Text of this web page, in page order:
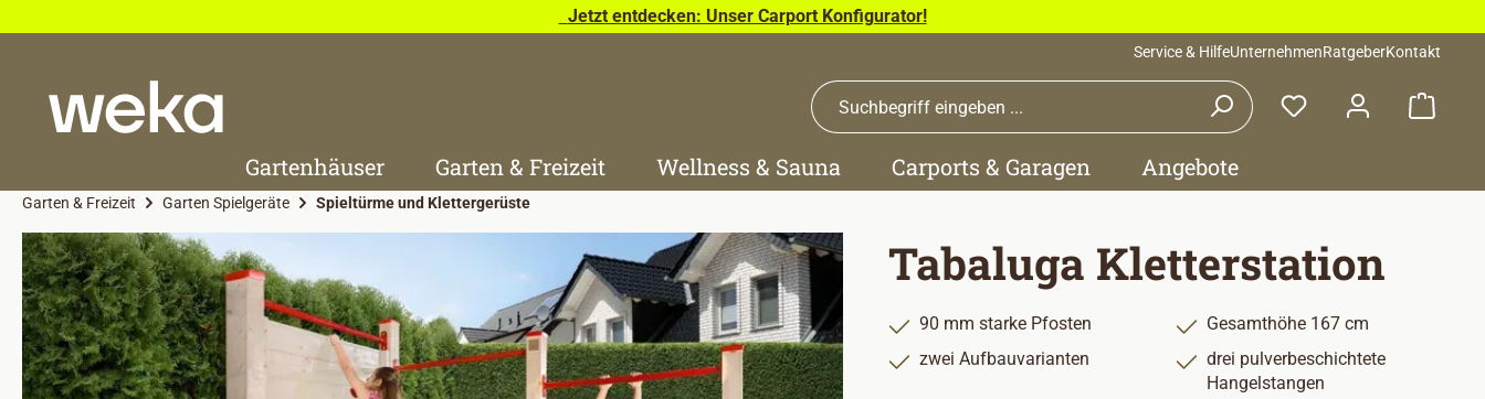
Jetzt entdecken: Unser Carport Konfigurator!
Service & HilfeUnternehmenRatgeberKontakt
Gartenhäuser Garten & Freizeit Wellness & Sauna Carports & Garagen Angebote
Garten & Freizeit Garten Spielgeräte Spieltürme und Klettergerüste
Bildergalerie überspringen Tabaluga Kletterstation
90 mm starke Pfosten
Gesamthöhe 167 cm
zwei Aufbauvarianten
drei pulverbeschichtete
Hangelstangen